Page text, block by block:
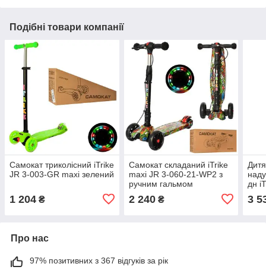
Подібні товари компанії
Самокат триколісний iTrike
JR 3-003-GR maxi зелений
1 204 ₴
Самокат складаний iTrike
maxi JR 3-060-21-WP2 з
ручним гальмом
2 240₴
дн
3
Про нас
97% позитивних з 367 відгуків за рік